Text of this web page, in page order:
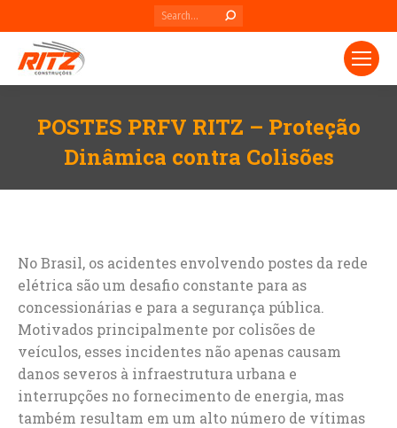
Search:
POSTES PRFV RITZ – Proteção
Dinâmica contra Colisões
No Brasil, os acidentes envolvendo postes da rede
elétrica são um desafio constante para as
concessionárias e para a segurança pública.
Motivados principalmente por colisões de
veículos, esses incidentes não apenas causam
danos severos à infraestrutura urbana e
interrupções no fornecimento de energia, mas
também resultam em um alto número de vítimas